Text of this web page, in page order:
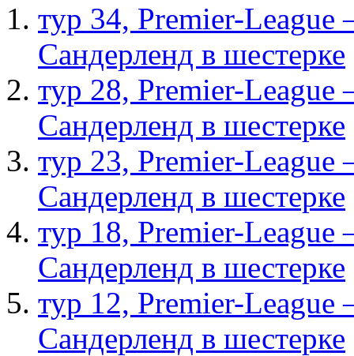
тур 34, Рremier-
Сандерленд в шестерке
тур 28, Рremier-
Сандерленд в шестерке
тур 23, Рremier-
Сандерленд в шестерке
тур 18, Рremier-
Сандерленд в шестерке
тур 12, Рremier-
Сандерленд в шестерке